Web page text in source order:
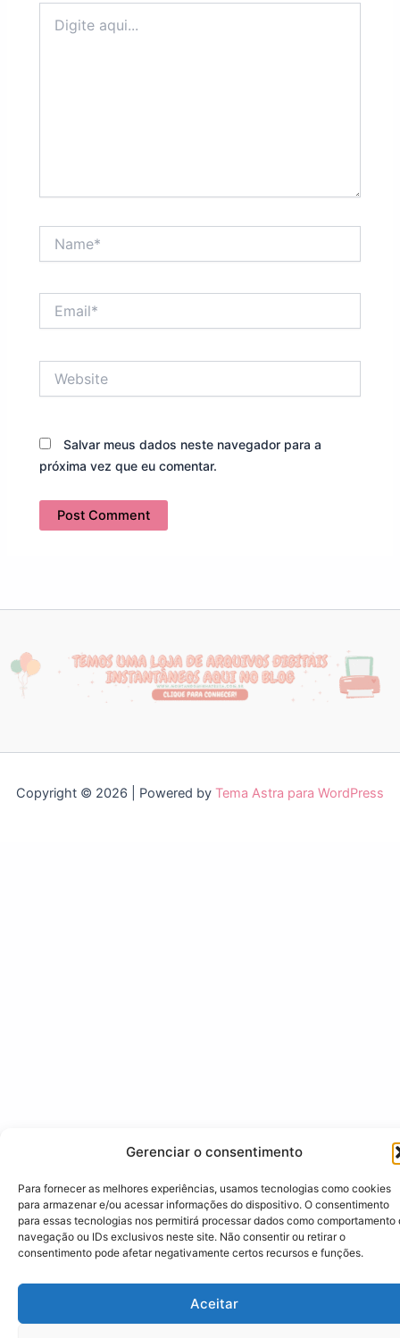
Gerenciar o consentimento
Para fornecer as melhores experiências, usamos tecnologias como cookies
para armazenar e/ou acessar informações do dispositivo. O consentimento
para essas tecnologias nos permitirá processar dados como comportamento
navegação ou IDs exclusivos neste site. Não consentir ou retirar o
consentimento pode afetar negativamente certos recursos e funções.
Aceitar
aqui...
Salvar meus dados neste navegador para a
próxima vez que eu comentar.
Copyright © 2026 | Powered by Tema Astra para WordPress